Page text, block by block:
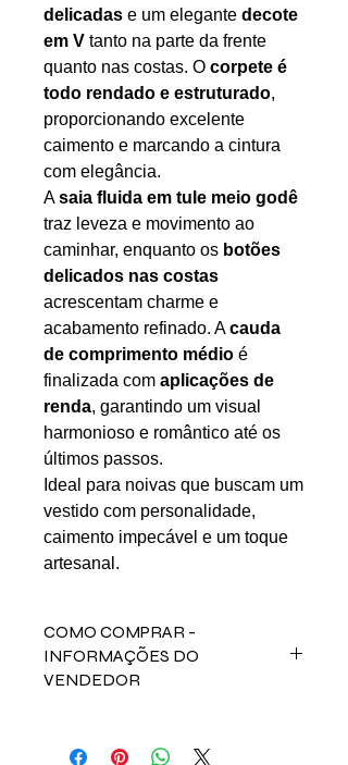
delicadas e um elegante decote
em V tanto na parte da frente
quanto nas costas. O corpete é
todo rendado e estruturado,
proporcionando excelente
caimento e marcando a cintura
com elegância.
Asaia fluida em tule meio godê
traz leveza e movimento ao
caminhar, enquanto os botões
delicados nas costas
acrescentam charme e
acabamento refinado. Acauda
de comprimento médio é
finalizada com aplicações de
renda, garantindo um visual
harmonioso e romântico até os
últimos passos.
Ideal para noivas que buscam um
vestido com personalidade,
caimento impecável e um toque
artesanal.
COMO COMPRAR -
INFORMAÇÕES DO
VENDEDOR
fale direto com a vendedora